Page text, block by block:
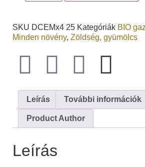
SKU DCEMx4 25 Kategóriák BIO
Minden növény, Zöldség, gyümölcs
Leírás További információk
Product Author
Leírás